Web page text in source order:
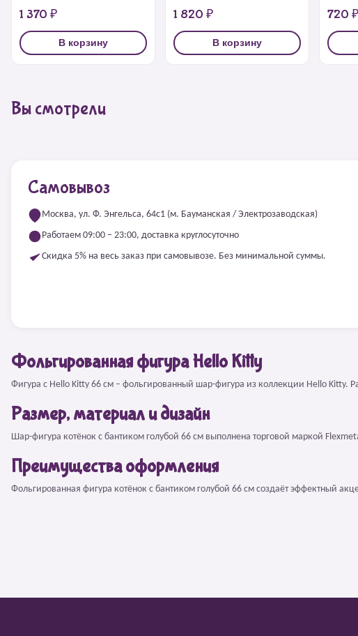
1 370 ₽
В корзину
1 820 ₽
В корзину
720 ₽
Вы смотрели
Самовывоз
Москва, ул. Ф. Энгельса, 64с1 (м. Бауманская / Электрозаводская)
Работаем 09:00 – 23:00, доставка круглосуточно
Скидка 5% на весь заказ при самовывозе. Без минимальной суммы.
Фольгированная фигура Hello Kitty
Фигура с Hello Kitty 66 см – фольгированный шар-фигура из коллекции Hello Kitty.
Размер, материал и дизайн
Шар-фигура котёнок с бантиком голубой 66 см выполнена торговой маркой
Преимущества оформления
Фольгированная фигура котёнок с бантиком голубой 66 см создаёт эффектный